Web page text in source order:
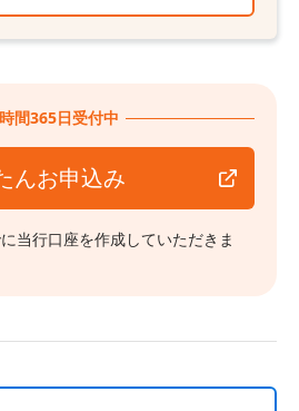
間365日受付中
んお申込み
当行口座を作成していただきま